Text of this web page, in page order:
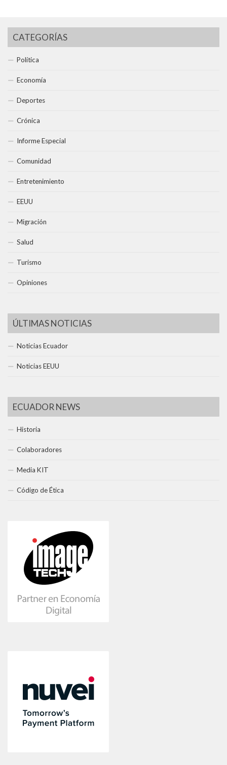
CATEGORÍAS
Política
Economía
Deportes
Crónica
Informe Especial
Comunidad
Entretenimiento
EEUU
Migración
Salud
Turismo
Opiniones
ÚLTIMAS NOTICIAS
Noticias Ecuador
Noticias EEUU
ECUADOR NEWS
Historia
Colaboradores
Media KIT
Código de Ética